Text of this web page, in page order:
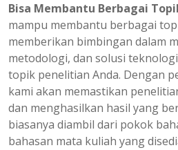
Bisa Membantu Berbagai
mampu membantu berbagai
memberikan bimbingan dalam
metodologi, dan solusi
topik penelitian Anda. Dengan
kami akan memastikan
dan menghasilkan hasil yang
biasanya diambil dari pokok
bahasan mata kuliah yang